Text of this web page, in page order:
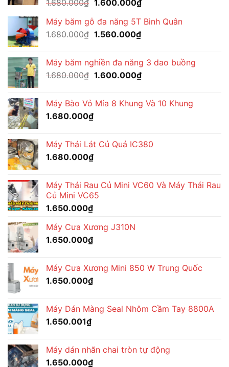
1.560.000₫.
1.680.000₫ Giá
là:
1.680.000₫.
1.600.000₫Giá
tại
là:
Máy băm gỗ đa năng 5T Bình Quân
1.680.000₫ Giá
1.680.000₫.
1.560.000₫Giá
là:
1.560.000₫.
Máy băm nghiền đa năng 3 dao buồng
1.680.000₫ Giá
1.680.000₫.
1.600.000₫Giá
là:
Máy Bào Vỏ Mía 8 Khung Và 10 Khung
1.680.000₫
Máy Thái Lát Củ Quả IC380
1.680.000₫
Máy Thái Rau Củ Mini VC60 Và Máy Thái Rau
Củ Mini VC65
1.650.000₫
Máy Cưa Xương J310N
1.650.000₫
Máy Cưa Xương Mini 850 W Trung Quốc
1.650.000₫
Máy Dán Màng Seal Nhôm Cầm Tay 8800A
1.650.001₫
Máy dán nhãn chai tròn tự động
1.650.000₫